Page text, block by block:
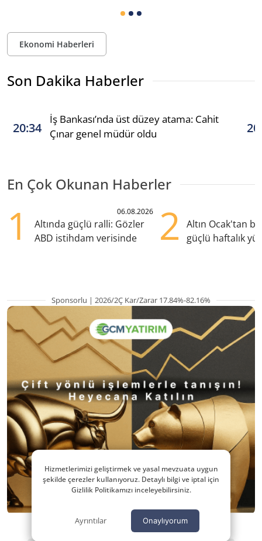
Ekonomi Haberleri
Son Dakika Haberler
20:34
İş Bankası’nda üst düzey atama: Cahit
Çınar genel müdür oldu
En Çok Okunan Haberler
1 06.08.2026
Altında güçlü ralli: Gözler
ABD istihdam verisinde
2
Altın Ocak'tan
güçlü haftalık
Sponsorlu | 2026/2Ç Kar/Zarar 17.84%-82.16%
Hizmetlerimizi geliştirmek ve yasal mevzuata uygun
şekilde çerezler kullanıyoruz. Detaylı bilgi ve iptal için
Gizlilik Politikamızı inceleyebilirsiniz.
Ayrıntılar Onaylıyorum